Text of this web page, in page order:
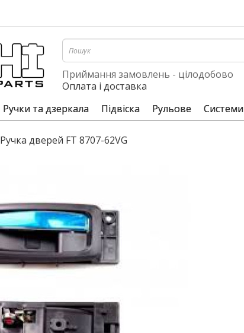
Приймання замовлень - цілодобово
Оплата і доставка
Ручки та дзеркала Підвіска Рульове Системи
Ручка дверей FT 8707-62VG